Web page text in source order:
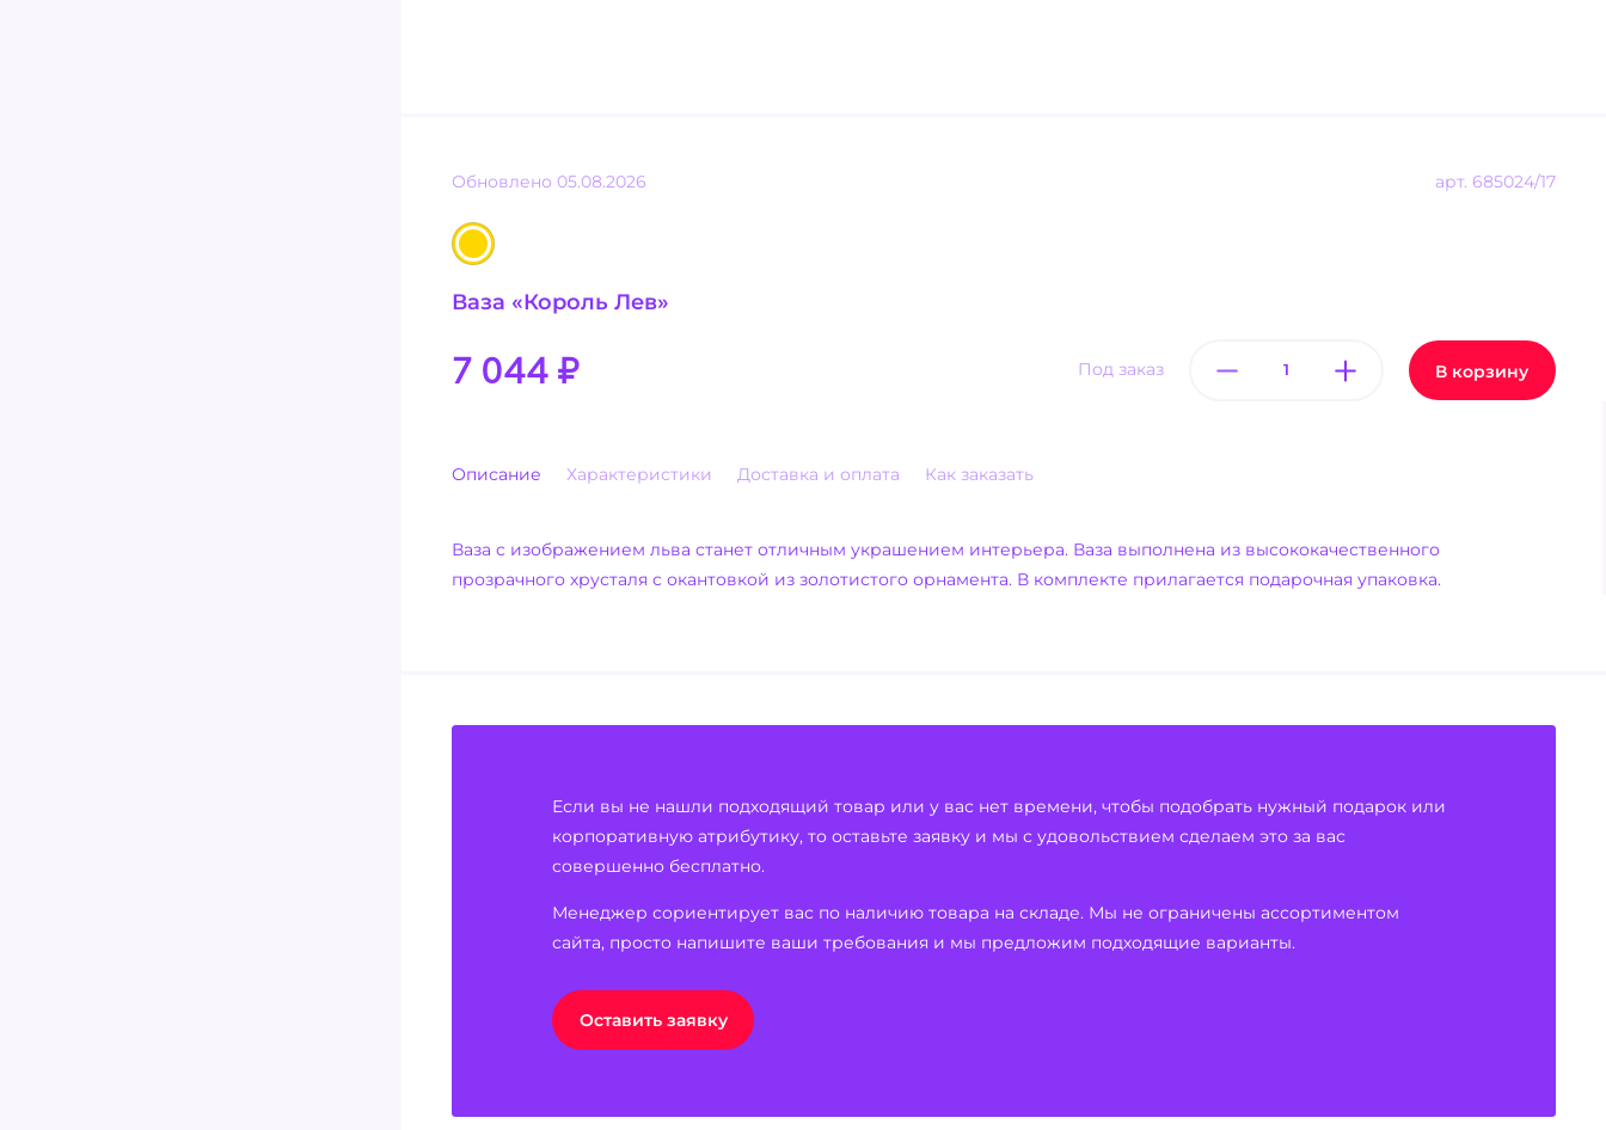
Обновлено 05.08.2026 арт.685024/17
Ваза «Король Лев»
7 044₽ Под заказ В корзину
Описание Характеристики Доставка и оплата Как заказать
Ваза с изображением льва станет отличным украшением интерьера. Ваза выполнена из высококачественного
прозрачного хрусталя с окантовкой из золотистого орнамента. В комплекте прилагается подарочная упаковка.
Если вы не нашли подходящий товар или у вас нет времени, чтобы подобрать нужный подарок или
корпоративную атрибутику, то оставьте заявку и мы с удовольствием сделаем это за вас
совершенно бесплатно.
Менеджер сориентирует вас по наличию товара на складе. Мы не ограничены ассортиментом
сайта, просто напишите ваши требования и мы предложим подходящие варианты.
Оставить заявку